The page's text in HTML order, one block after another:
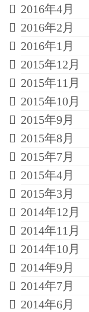
2016年4月
2016年2月
2016年1月
2015年12月
2015年11月
2015年10月
2015年9月
2015年8月
2015年7月
2015年4月
2015年3月
2014年12月
2014年11月
2014年10月
2014年9月
2014年7月
2014年6月